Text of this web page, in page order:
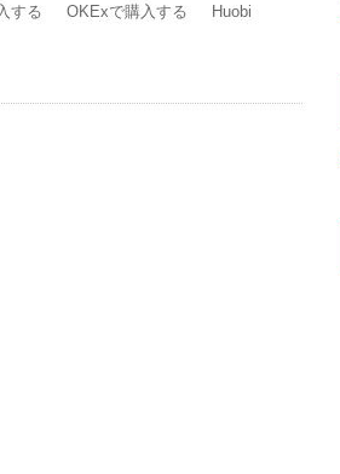
入する OKExで購入する Huobi